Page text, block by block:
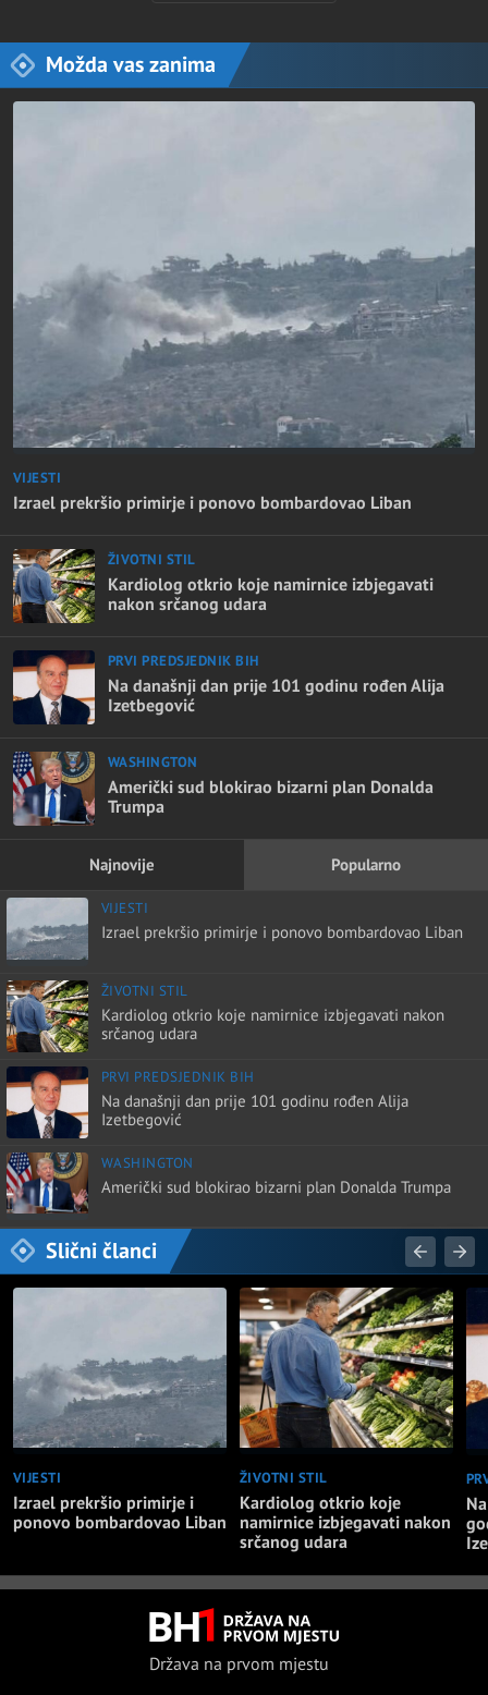
Možda vas zanima
VIJESTI
Izrael prekršio primirje i ponovo bombardovao Liban
ŽIVOTNI STIL
Kardiolog otkrio koje namirnice izbjegavati
nakon srčanog udara
PRVI PREDSJEDNIK BIH
Na današnji dan prije 101 godinu rođen Alija
Izetbegović
WASHINGTON
Američki sud blokirao bizarni plan Donalda
Trumpa
Najnovije Popularno
VIJESTI
Izrael prekršio primirje i ponovo bombardovao Liban
ŽIVOTNI STIL
Kardiolog otkrio koje namirnice izbjegavati nakon
srčanog udara
PRVI PREDSJEDNIK BIH
Na današnji dan prije 101 godinu rođen Alija
Izetbegović
WASHINGTON
Američki sud blokirao bizarni plan Donalda Trumpa
Slični članci
VIJESTI
Izrael prekršio primirje i
ponovo bombardovao Liban
ŽIVOTNI STIL
Kardiolog otkrio koje
namirnice izbjegavati nakon
srčanog udara
Država na prvom mjestu